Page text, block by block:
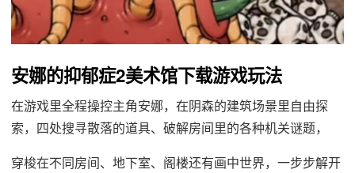
安娜的抑郁症2美术馆下载游戏玩法
在游戏里全程操控主角安娜，在阴森的建筑场景里自由探
索，四处搜寻散落的道具、破解房间里的各种机关谜题，
穿梭在不同房间、地下室、阁楼还有画中世界，一步步解开